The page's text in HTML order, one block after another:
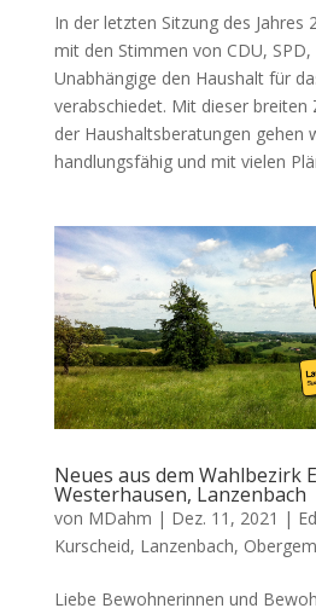
In der letzten Sitzung des Jahres
mit den Stimmen von CDU, SPD,
Unabhängige den Haushalt für
verabschiedet. Mit dieser breiten
der Haushaltsberatungen gehen
handlungsfähig und mit vielen
Neues aus dem Wahlbezirk
Westerhausen, Lanzenbach
von MDahm | Dez. 11, 2021 |
Kurscheid, Lanzenbach,
Liebe Bewohnerinnen und